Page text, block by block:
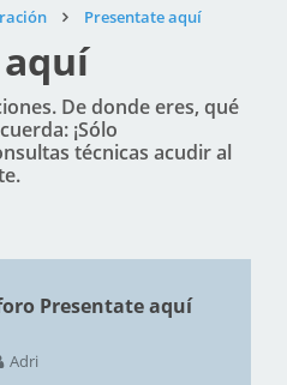
Presentate aquí
De donde eres, qué
¡Sólo
técnicas acudir al
Presentate aquí
Adri